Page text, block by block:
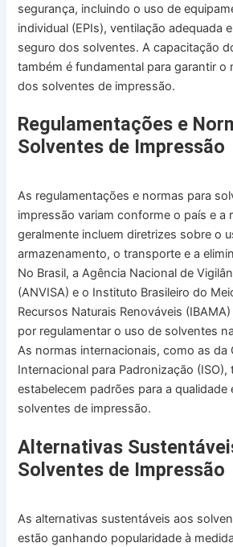
segurança, incluindo o uso de
individual (EPIs), ventilação adequada
seguro dos solventes. A capacitação
também é fundamental para garantir o
dos solventes de impressão.
Regulamentações e
Solventes de Impressão
As regulamentações e normas para
impressão variam conforme o país e a
geralmente incluem diretrizes sobre o
armazenamento, o transporte e a
No Brasil, a Agência Nacional de
(ANVISA) e o Instituto Brasileiro do
Recursos Naturais Renováveis
por regulamentar o uso de solventes
As normas internacionais, como as da
Internacional para Padronização (ISO),
estabelecem padrões para a qualidade
solventes de impressão.
Alternativas
Solventes de Impressão
As alternativas sustentáveis aos
estão ganhando popularidade à